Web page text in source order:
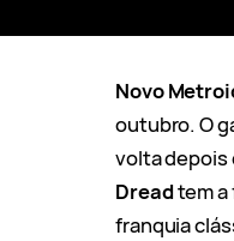
Novo
outubro. O
volta depois
Dreadtem a
franquia